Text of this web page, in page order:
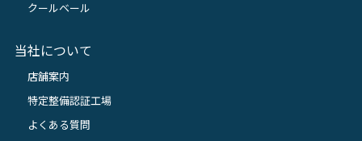
クールベール
当社について
店舗案内
特定整備認証工場
よくある質問